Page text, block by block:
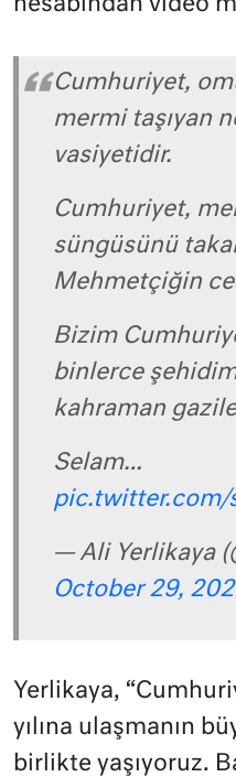
hesabından video
Cumhuriyet,
mermi taşıyan
vasiyetidir.
Cumhuriyet,
süngüsünü
Mehmetçiğin
Bizim
binlerce
kahraman
Selam…
pic.twitter.com/
— Ali Yerlikaya
October 29,
Yerlikaya,
yılına ulaşmanın
birlikte yaşıyoruz.